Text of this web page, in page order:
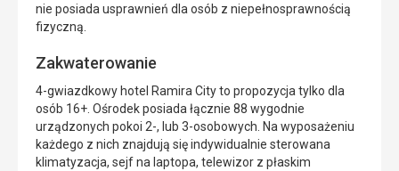
nie posiada usprawnień dla osób z niepełnosprawnością
fizyczną.
Zakwaterowanie
4-gwiazdkowy hotel Ramira City to propozycja tylko dla
osób 16+. Ośrodek posiada łącznie 88 wygodnie
urządzonych pokoi 2-, lub 3-osobowych. Na wyposażeniu
każdego z nich znajdują się indywidualnie sterowana
klimatyzacja, sejf na laptopa, telewizor z płaskim